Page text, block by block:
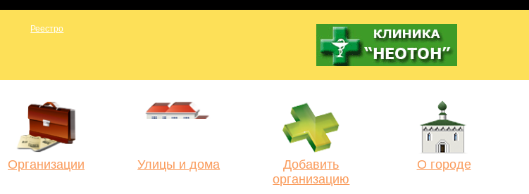
Организации Улицы и дома
Добавить
организацию
О городе